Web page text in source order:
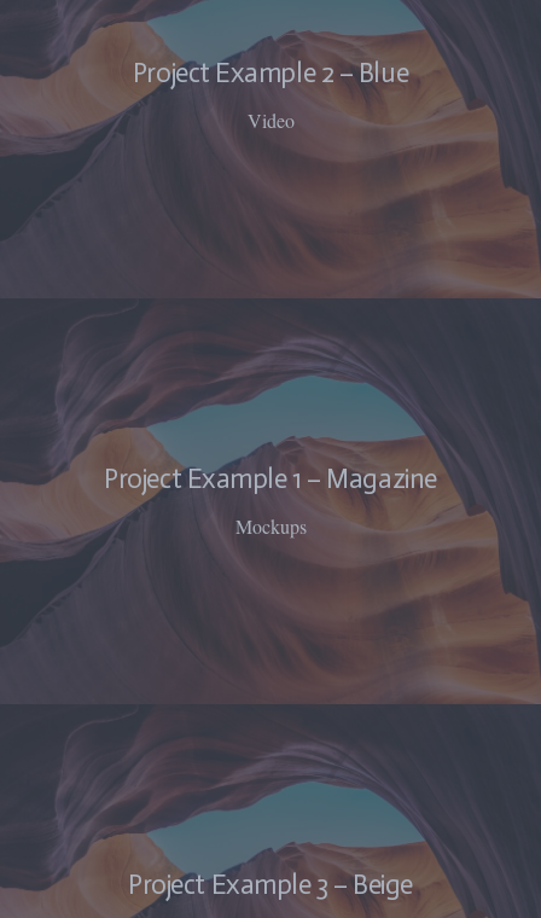
Project Example 2 – Blue
Video
Project Example 1 – Magazine
Mockups
Project Example 3 – Beige